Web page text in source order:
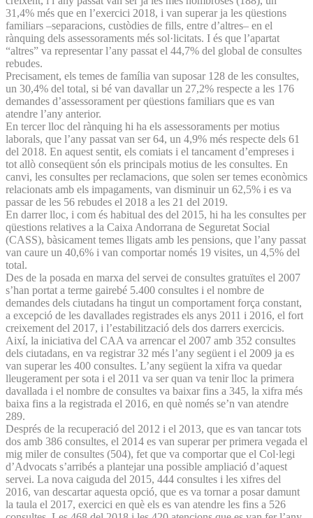
31,4% més que en l’exercici 2018, i van superar ja les qüestions
familiars –separacions, custòdies de fills, entre d’altres– en el
rànquing dels assessoraments més sol·licitats. I és que l’apartat
“altres” va representar l’any passat el 44,7% del global de consultes
rebudes.
Precisament, els temes de família van suposar 128 de les consultes,
un 30,4% del total, si bé van davallar un 27,2% respecte a les 176
demandes d’assessorament per qüestions familiars que es van
atendre l’any anterior.
En tercer lloc del rànquing hi ha els assessoraments per motius
laborals, que l’any passat van ser 64, un 4,9% més respecte dels 61
del 2018. En aquest sentit, els comiats i el tancament d’empreses i
tot allò conseqüent són els principals motius de les consultes. En
canvi, les consultes per reclamacions, que solen ser temes econòmics
relacionats amb els impagaments, van disminuir un 62,5% i es va
passar de les 56 rebudes el 2018 a les 21 del 2019.
En darrer lloc, i com és habitual des del 2015, hi ha les consultes per
qüestions relatives a la Caixa Andorrana de Seguretat Social
(CASS), bàsicament temes lligats amb les pensions, que l’any passat
van caure un 40,6% i van comportar només 19 visites, un 4,5% del
total.
Des de la posada en marxa del servei de consultes gratuïtes el 2007
s’han portat a terme gairebé 5.400 consultes i el nombre de
demandes dels ciutadans ha tingut un comportament força constant,
a excepció de les davallades registrades els anys 2011 i 2016, el fort
creixement del 2017, i l’estabilització dels dos darrers exercicis.
Així, la iniciativa del CAA va arrencar el 2007 amb 352 consultes
dels ciutadans, en va registrar 32 més l’any següent i el 2009 ja es
van superar les 400 consultes. L’any següent la xifra va quedar
lleugerament per sota i el 2011 va ser quan va tenir lloc la primera
davallada i el nombre de consultes va baixar fins a 345, la xifra més
baixa fins a la registrada el 2016, en què només se’n van atendre
289.
Després de la recuperació del 2012 i el 2013, que es van tancar tots
dos amb 386 consultes, el 2014 es van superar per primera vegada el
mig miler de consultes (504), fet que va comportar que el Col·legi
d’Advocats s’arribés a plantejar una possible ampliació d’aquest
servei. La nova caiguda del 2015, 444 consultes i les xifres del
2016, van descartar aquesta opció, que es va tornar a posar damunt
la taula el 2017, exercici en què els es van atendre les fins a 526